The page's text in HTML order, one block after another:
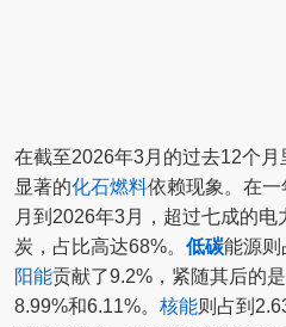
在截至2026年3月的过去12个
显著的化石燃料依赖现象。在
月到2026年3月，超过七成的
炭，占比高达68%。 低碳能源则
阳能贡献了9.2%，紧随其后的是
8.99%和6.11%。 核能则占到